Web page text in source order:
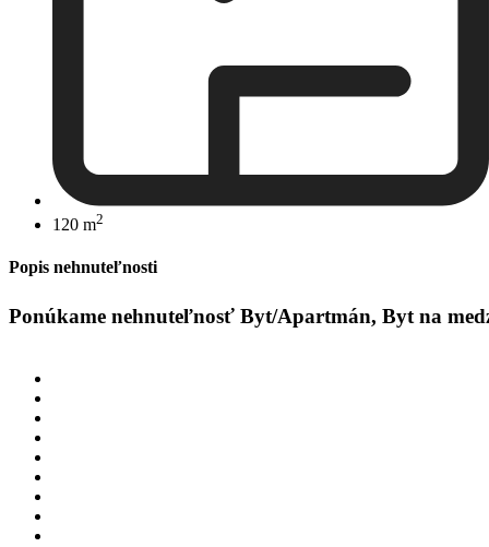
120 m2
Popis nehnuteľnosti
Ponúkame nehnuteľnosť Byt/Apartmán, Byt na